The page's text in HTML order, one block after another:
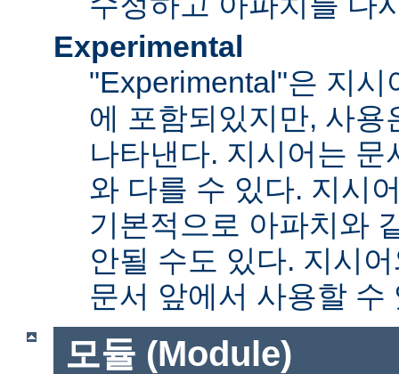
Experimental
"Experimental"은 지시
에 포함되있지만, 사용
나타낸다. 지시어는
와 다를 수 있다. 지시
기본적으로 아파치와
안될 수도 있다. 지시
문서 앞에서 사용할 수
모듈 (Module)